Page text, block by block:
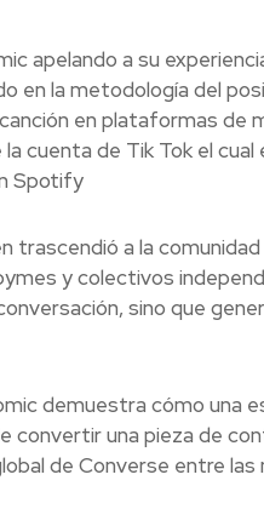
apelando a su
en la metodología del
en plataformas de
cuenta de Tik Tok el
Spotify
trascendió a la
y colectivos
sino que
demuestra cómo una
convertir una pieza de
de Converse entre